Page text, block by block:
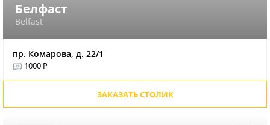
Белфаст
Belfast
пр. Комарова, д. 22/1
1000 ₽
ЗАКАЗАТЬ СТОЛИК